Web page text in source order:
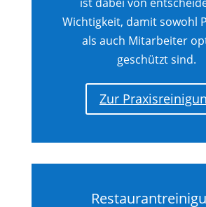
Wichtigkeit, damit sowohl
als auch Mitarbeiter
geschützt sind.
Zur